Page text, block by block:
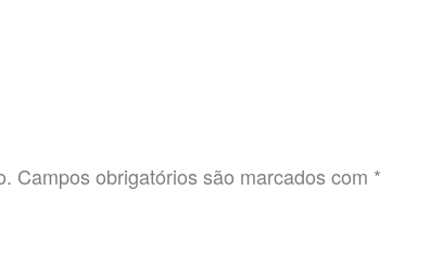
Campos obrigatórios são marcados com *